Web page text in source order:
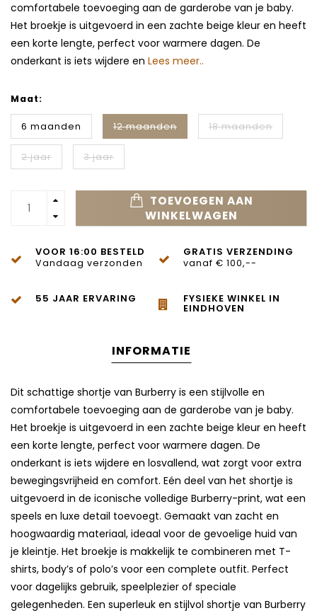
comfortabele toevoeging aan de garderobe van je baby.
Het broekje is uitgevoerd in een zachte beige kleur en heeft
een korte lengte, perfect voor warmere dagen. De
onderkant is iets wijdere en Lees meer..
Maat:
6 maanden 12 maanden 18 maanden
2 jaar 3 jaar
TOEVOEGEN AAN
WINKELWAGEN
VOOR 16:00 BESTELD
Vandaag verzonden
GRATIS VERZENDING
vanaf € 100,--
55 JAAR ERVARING FYSIEKE WINKEL IN
EINDHOVEN
INFORMATIE
Dit schattige shortje van Burberry is een stijlvolle en
comfortabele toevoeging aan de garderobe van je baby.
Het broekje is uitgevoerd in een zachte beige kleur en heeft
een korte lengte, perfect voor warmere dagen. De
onderkant is iets wijdere en losvallend, wat zorgt voor extra
bewegingsvrijheid en comfort. Eén deel van het shortje is
uitgevoerd in de iconische volledige Burberry-print, wat een
speels en luxe detail toevoegt. Gemaakt van zacht en
hoogwaardig materiaal, ideaal voor de gevoelige huid van
je kleintje. Het broekje is makkelijk te combineren met T-
shirts, body’s of polo’s voor een complete outfit. Perfect
voor dagelijks gebruik, speelplezier of speciale
gelegenheden. Een superleuk en stijlvol shortje van Burberry